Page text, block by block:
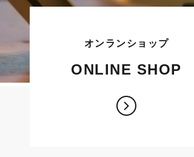
オンランショップ
ONLINE SHOP